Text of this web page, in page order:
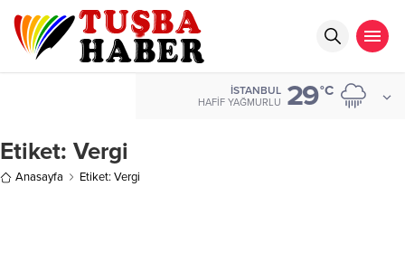
İSTANBUL
HAFIF YAĞMURLU 29°C
Etiket: Vergi
Anasayfa Etiket: Vergi